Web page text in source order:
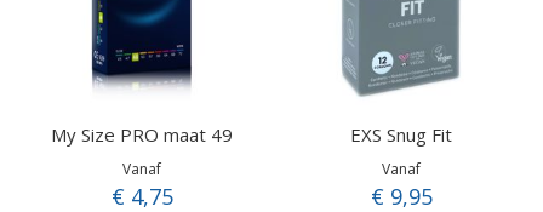
My Size PRO maat 49
Vanaf
€ 4,75
EXS Snug Fit
Vanaf
€ 9,95